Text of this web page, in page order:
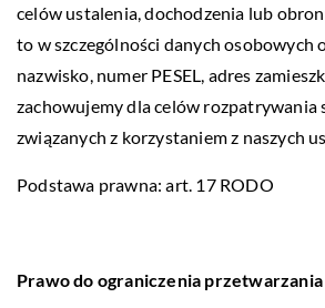
celów ustalenia, dochodzenia lub
to w szczególności danych osobowych
nazwisko, numer PESEL, adres
zachowujemy dla celów rozpatrywania
związanych z korzystaniem z naszych
Podstawa prawna: art. 17 RODO
Prawo do ograniczenia